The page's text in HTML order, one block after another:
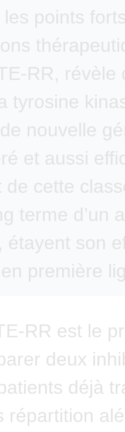
points
RR, révèle
tyrosine
nouvelle
et aussi
de cette
terme d’un
étayent son
première
RR est le
deux
déjà
répartition